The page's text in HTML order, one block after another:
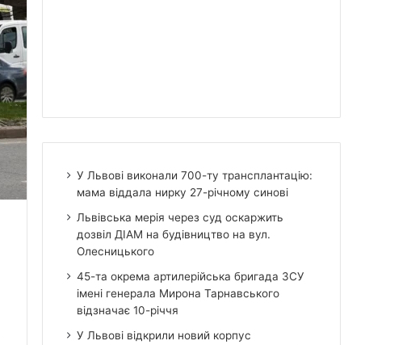
У Львові виконали 700-ту трансплантацію:
мама віддала нирку 27-річному синові
Львівська мерія через суд оскаржить
дозвіл ДІАМ на будівництво на вул.
Олесницького
45-та окрема артилерійська бригада ЗСУ
імені генерала Мирона Тарнавського
відзначає 10-річчя
У Львові відкрили новий корпус